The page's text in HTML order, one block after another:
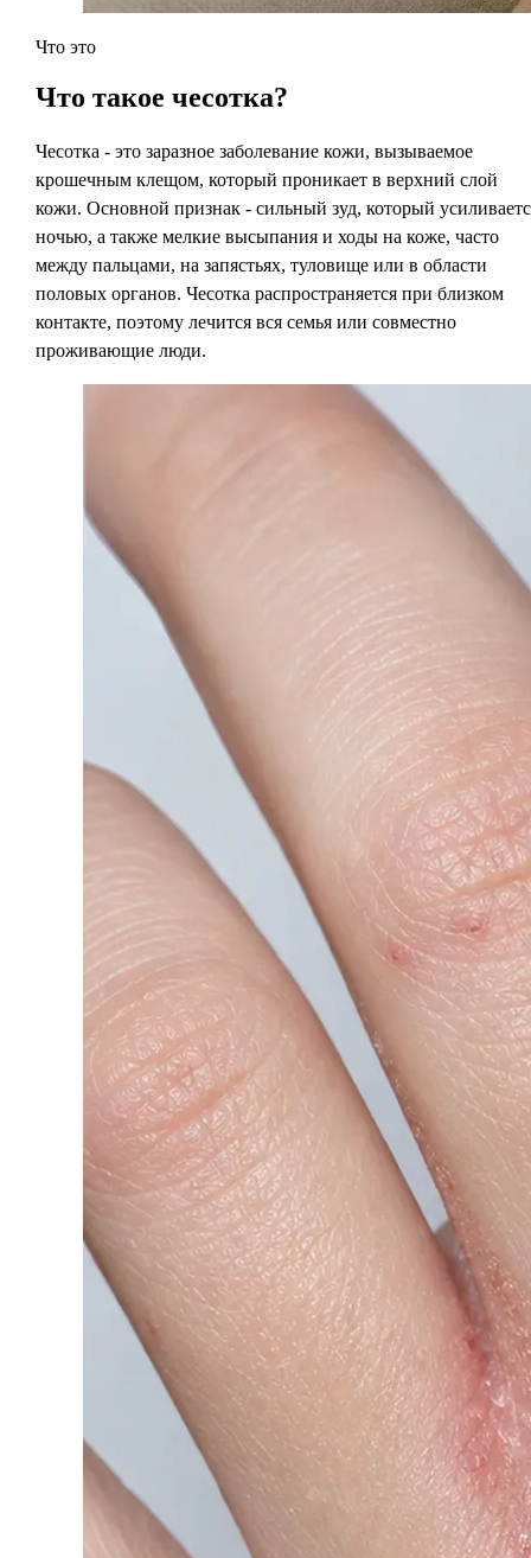
Что это
Что такое чесотка?
Чесотка - это заразное заболевание кожи, вызываемое
крошечным клещом, который проникает в верхний слой
кожи. Основной признак - сильный зуд, который
ночью, а также мелкие высыпания и ходы на коже, часто
между пальцами, на запястьях, туловище или в области
половых органов. Чесотка распространяется при близком
контакте, поэтому лечится вся семья или совместно
проживающие люди.